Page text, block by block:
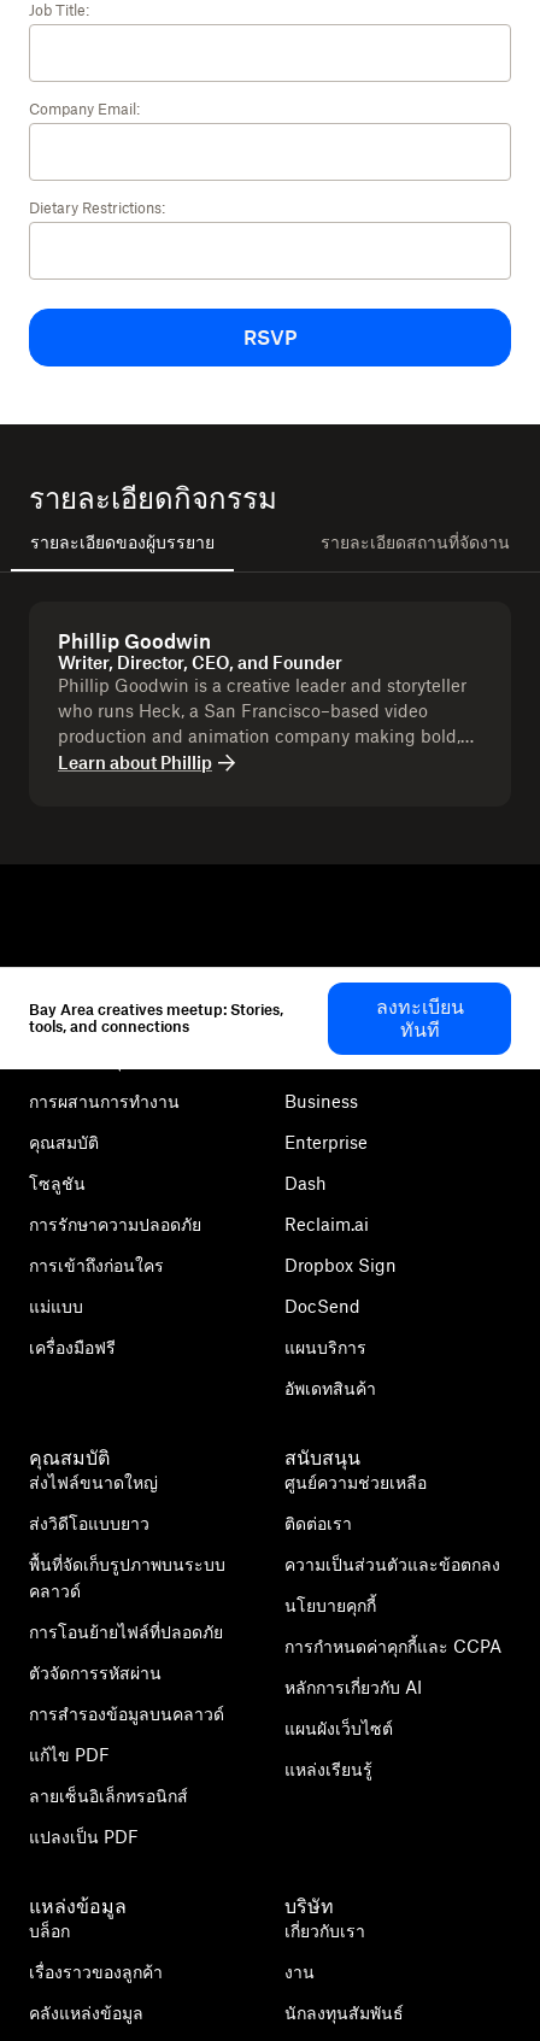
Job Title:
Company Email:
Dietary Restrictions:
RSVP
รายละเอียดกิจกรรม
รายละเอียดของผู้บรรยาย รายละเอียดสถานที่จัดงาน
Phillip Goodwin
Writer, Director, CEO, and Founder
Phillip Goodwin is a creative leader and storyteller
who runs Heck, a San Francisco–based video
production and animation company making bold,
memorable content for brands. With over six years
Learn about Phillip
Bay Area creatives meetup: Stories,
tools, and connections
ลงทะเบียน
ทันที
แอปเดสก์ท็อป
การผสานการทำงาน
คุณสมบัติ
โซลูชัน
การรักษาความปลอดภัย
การเข้าถึงก่อนใคร
แม่แบบ
เครื่องมือฟรี
ผลิตภัณฑ์
Professional
Business
Enterprise
Dash
Reclaim.ai
Dropbox Sign
DocSend
แผนบริการ
อัพเดทสินค้า
คุณสมบัติ
ส่งไฟล์ขนาดใหญ่
ส่งวิดีโอแบบยาว
พื้นที่จัดเก็บรูปภาพบนระบบ
คลาวด์
การโอนย้ายไฟล์ที่ปลอดภัย
ตัวจัดการรหัสผ่าน
การสำรองข้อมูลบนคลาวด์
แก้ไข PDF
ลายเซ็นอิเล็กทรอนิกส์
แปลงเป็น PDF
สนับสนุน
ศูนย์ความช่วยเหลือ
ติดต่อเรา
ความเป็นส่วนตัวและข้อตกลง
นโยบายคุกกี้
การกำหนดค่าคุกกี้และ CCPA
หลักการเกี่ยวกับ AI
แผนผังเว็บไซต์
แหล่งเรียนรู้
แหล่งข้อมูล
บล็อก
เรื่องราวของลูกค้า
คลังแหล่งข้อมูล
บริษัท
เกี่ยวกับเรา
งาน
นักลงทุนสัมพันธ์